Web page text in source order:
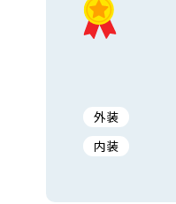
外装
内装